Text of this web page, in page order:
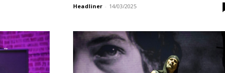
Headliner - 14/03/2025